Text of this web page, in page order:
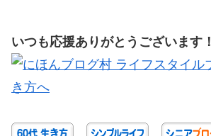
いつも応援ありがとうございます！